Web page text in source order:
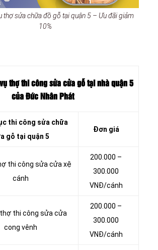
thợ sửa chữa đồ gỗ tại quận 5 – Ưu đãi giảm
10%
thợ thi công sửa cửa gỗ tại nhà quận 5
của Đức Nhân Phát
thi công sửa chữa
gỗ tại quận 5
Đơn giá
thi công sửa cửa xệ
cánh
200.000 –
300.000
VNĐ/cánh
thợ thi công sửa cửa
cong vênh
200.000 –
300.000
VNĐ/cánh